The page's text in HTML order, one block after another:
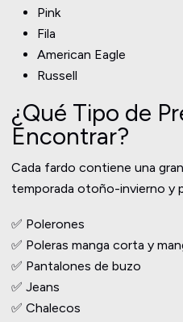
Pink
Fila
American Eagle
Russell
¿Qué Tipo de
Encontrar?
Cada fardo contiene una
temporada otoño-invierno y
✅ Polerones
✅ Poleras manga corta y
✅ Pantalones de buzo
✅ Jeans
✅ Chalecos